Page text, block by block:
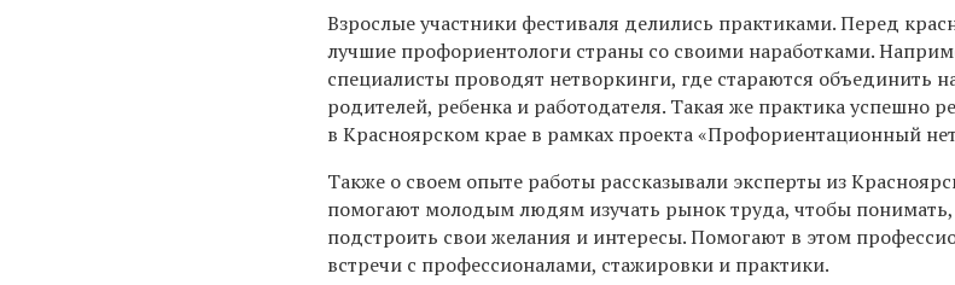
Взрослые участники фестиваля делились практиками. Перед
лучшие профориентологи страны со своими наработками.
специалисты проводят нетворкинги, где стараются объединить
родителей, ребенка и работодателя. Такая же практика успешно
в Красноярском крае в рамках проекта «Профориентационный
Также о своем опыте работы рассказывали эксперты из
помогают молодым людям изучать рынок труда, чтобы понимать,
подстроить свои желания и интересы. Помогают в этом
встречи с профессионалами, стажировки и практики.